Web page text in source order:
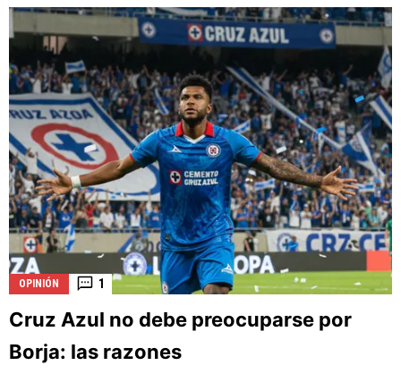
OPINIÓN 1
Cruz Azul no debe preocuparse por
Borja: las razones